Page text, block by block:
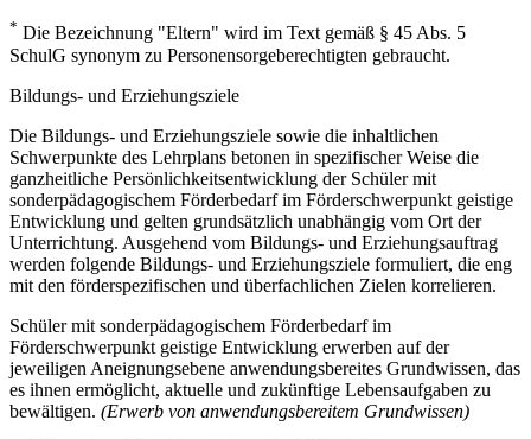
* Die Bezeichnung "Eltern" wird im Text gemäß § 45 Abs. 5
SchulG synonym zu Personensorgeberechtigten gebraucht.
Bildungs- und Erziehungsziele
Die Bildungs- und Erziehungsziele sowie die inhaltlichen
Schwerpunkte des Lehrplans betonen in spezifischer Weise die
ganzheitliche Persönlichkeitsentwicklung der Schüler mit
sonderpädagogischem Förderbedarf im Förderschwerpunkt geistige
Entwicklung und gelten grundsätzlich unabhängig vom Ort der
Unterrichtung. Ausgehend vom Bildungs- und Erziehungsauftrag
werden folgende Bildungs- und Erziehungsziele formuliert, die eng
mit den förderspezifischen und überfachlichen Zielen korrelieren.
Schüler mit sonderpädagogischem Förderbedarf im
Förderschwerpunkt geistige Entwicklung erwerben auf der
jeweiligen Aneignungsebene anwendungsbereites Grundwissen, das
es ihnen ermöglicht, aktuelle und zukünftige Lebensaufgaben zu
bewältigen. (Erwerb von anwendungsbereitem Grundwissen)